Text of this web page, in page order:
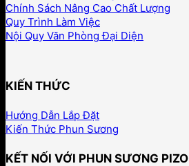
Chính Sách Nâng Cao Chất Lượng
Quy Trình Làm Việc
Nội Quy Văn Phòng Đại Diện
KIẾN THỨC
Hướng Dẫn Lắp Đặt
Kiến Thức Phun Sương
KẾT NỐI VỚI PHUN SƯƠNG PIZO